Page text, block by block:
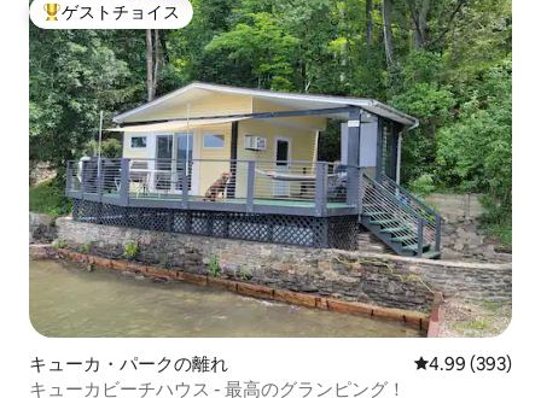
大好評のゲストチョイスです。
ゲストチョイス
キューカ・パークの離れ レビュー393
4.99 (393)
キューカビーチハウス - 最高のグランピング！